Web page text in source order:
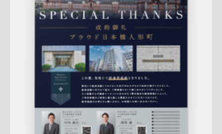
Update:2025.09.02
A4ペラA4ペラ(片面)マンション土地
ブランド訴求
人気商品新作 クールプレミアム 日本橋営業部渋谷営業
部QRコードアフターフォロー成約御礼
詳しく見る